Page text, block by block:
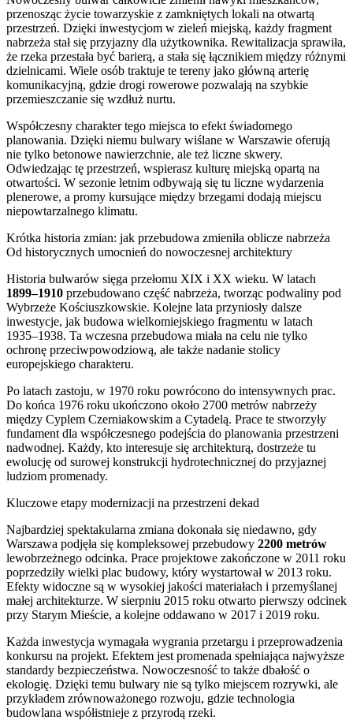
przenosząc życie towarzyskie z zamkniętych lokali na otwartą
przestrzeń. Dzięki inwestycjom w zieleń miejską, każdy fragment
nabrzeża stał się przyjazny dla użytkownika. Rewitalizacja sprawiła,
że rzeka przestała być barierą, a stała się łącznikiem między różnymi
dzielnicami. Wiele osób traktuje te tereny jako główną arterię
komunikacyjną, gdzie drogi rowerowe pozwalają na szybkie
przemieszczanie się wzdłuż nurtu.
Współczesny charakter tego miejsca to efekt świadomego
planowania. Dzięki niemu bulwary wiślane w Warszawie oferują
nie tylko betonowe nawierzchnie, ale też liczne skwery.
Odwiedzając tę przestrzeń, wspierasz kulturę miejską opartą na
otwartości. W sezonie letnim odbywają się tu liczne wydarzenia
plenerowe, a promy kursujące między brzegami dodają miejscu
niepowtarzalnego klimatu.
Krótka historia zmian: jak przebudowa zmieniła oblicze nabrzeża
Od historycznych umocnień do nowoczesnej architektury
Historia bulwarów sięga przełomu XIX i XX wieku. W latach
1899–1910 przebudowano część nabrzeża, tworząc podwaliny pod
Wybrzeże Kościuszkowskie. Kolejne lata przyniosły dalsze
inwestycje, jak budowa wielkomiejskiego fragmentu w latach
1935–1938. Ta wczesna przebudowa miała na celu nie tylko
ochronę przeciwpowodziową, ale także nadanie stolicy
europejskiego charakteru.
Po latach zastoju, w 1970 roku powrócono do intensywnych prac.
Do końca 1976 roku ukończono około 2700 metrów nabrzeży
między Cyplem Czerniakowskim a Cytadelą. Prace te stworzyły
fundament dla współczesnego podejścia do planowania przestrzeni
nadwodnej. Każdy, kto interesuje się architekturą, dostrzeże tu
ewolucję od surowej konstrukcji hydrotechnicznej do przyjaznej
ludziom promenady.
Kluczowe etapy modernizacji na przestrzeni dekad
Najbardziej spektakularna zmiana dokonała się niedawno, gdy
Warszawa podjęła się kompleksowej przebudowy 2200 metrów
lewobrzeżnego odcinka. Prace projektowe zakończone w 2011 roku
poprzedziły wielki plac budowy, który wystartował w 2013 roku.
Efekty widoczne są w wysokiej jakości materiałach i przemyślanej
małej architekturze. W sierpniu 2015 roku otwarto pierwszy odcinek
przy Starym Mieście, a kolejne oddawano w 2017 i 2019 roku.
Każda inwestycja wymagała wygrania przetargu i przeprowadzenia
konkursu na projekt. Efektem jest promenada spełniająca najwyższe
standardy bezpieczeństwa. Nowoczesność to także dbałość o
ekologię. Dzięki temu bulwary nie są tylko miejscem rozrywki, ale
przykładem zrównoważonego rozwoju, gdzie technologia
budowlana współistnieje z przyrodą rzeki.